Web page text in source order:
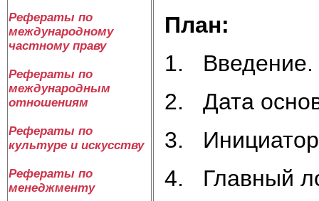
Рефераты по
международному
частному праву
Рефераты по
международным
отношениям
Рефераты по
культуре и искусству
Рефераты по
менеджменту
План:
1. Введение.
2. Дата
3.
4. Главный